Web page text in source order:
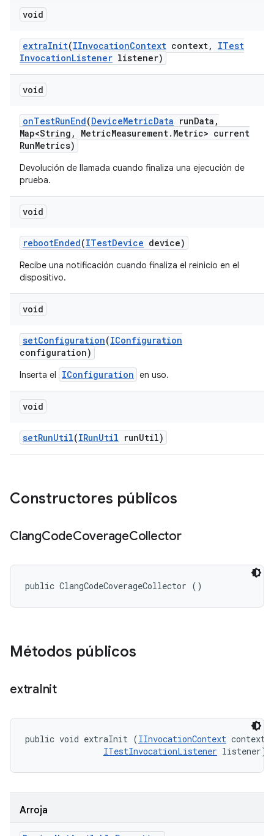
void
extraInit(IInvocationContext context,
ITest
InvocationListener listener)
void
onTestRunEnd(DeviceMetricData runData ,
Map<String , MetricMeasurement. Metric> current
RunMetrics)
Devolución de llamada cuando finaliza una ejecución de
prueba.
void
rebootEnded(ITestDevice device)
Recibe una notificación cuando finaliza el reinicio en el
dispositivo.
void
setConfiguration(IConfiguration
configuration)
Inserta el IConfiguration en uso.
void
setRunUtil(IRunUtil runUtil)
Constructores públicos
ClangCodeCoverageCollector
public ClangCodeCoverageCollector ()
Métodos públicos
extraInit
public void extraInit (IInvocationContext
ITestInvocationListener listener)
Arroja